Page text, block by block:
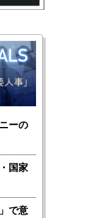
ーの
国家
で意